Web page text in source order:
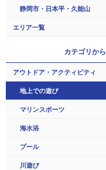
静岡市・日本平・久能山
エリア一覧
カテゴリから
アウトドア・アクティビティ
地上での遊び
マリンスポーツ
海水浴
プール
川遊び